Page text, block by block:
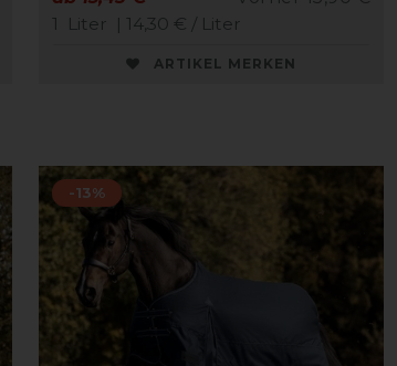
1
Liter | 14,30 € / Liter
ARTIKEL MERKEN
-13%